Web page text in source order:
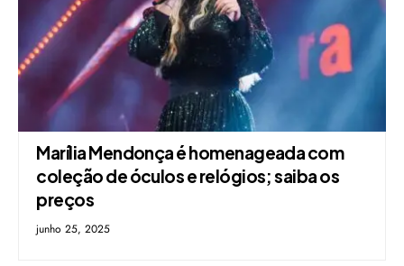
Marília Mendonça é homenageada com
coleção de óculos e relógios; saiba os
preços
junho 25, 2025